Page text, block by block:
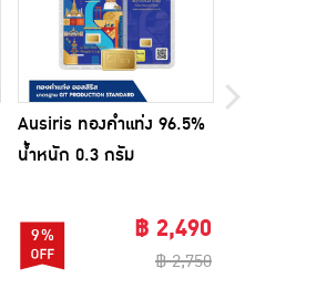
Ausiris ทองคำแท่ง 96.5%
น้ำหนัก 0.3 กรัม
9% ฿ 2,490
฿ 2,750
GCAP